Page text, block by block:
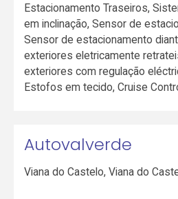
Estacionamento Traseiros,
em inclinação, Sensor de
Sensor de estacionamento
exteriores eletricamente
exteriores com regulação
Estofos em tecido, Cruise
Autovalverde
Viana do Castelo,Viana do